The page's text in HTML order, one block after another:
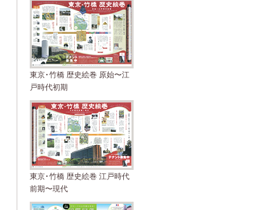
東京･竹橋 歴史絵巻 原始〜江
戸時代初期
東京･竹橋 歴史絵巻 江戸時代
前期〜現代